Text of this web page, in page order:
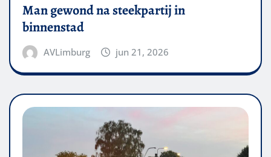
Man gewond na steekpartij in
binnenstad
AVLimburg jun 21, 2026